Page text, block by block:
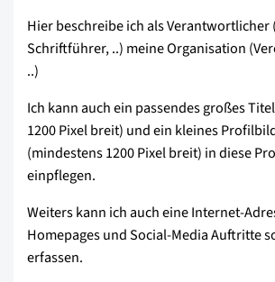
Hier beschreibe ich als Verantwortlicher
Schriftführer, ..) meine Organisation
..)
Ich kann auch ein passendes großes
1200 Pixel breit) und ein kleines
(mindestens 1200 Pixel breit) in diese
einpflegen.
Weiters kann ich auch eine Internet-
Homepages und Social-Media Auftritte
erfassen.